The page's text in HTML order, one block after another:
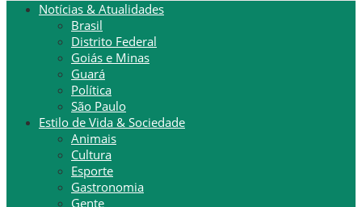
Notícias & Atualidades
Brasil
Distrito Federal
Goiás e Minas
Guará
Política
São Paulo
Estilo de Vida & Sociedade
Animais
Cultura
Esporte
Gastronomia
Gente